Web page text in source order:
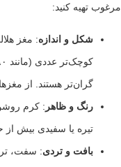
کنید:
شکل و اندازه: مغز هلالی،
گران‌تر هستند. از مغزهای
رنگ و ظاهر : کرم روشن یا
تیره یا سفیدی بیش از حد
بافت و تردی : سفت، ترد و